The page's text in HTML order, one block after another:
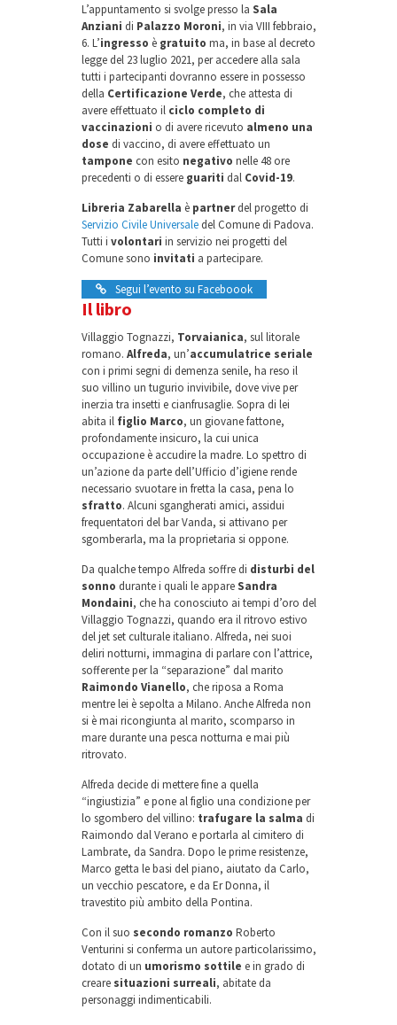
L’appuntamento si svolge presso la Sala
Anziani di Palazzo Moroni, in via VIII febbraio,
6. L’ingresso è gratuito ma, in base al decreto
legge del 23 luglio 2021, per accedere alla sala
tutti i partecipanti dovranno essere in possesso
della Certificazione Verde, che attesta di
avere effettuato il ciclo completo di
vaccinazioni o di avere ricevuto almeno una
dose di vaccino, di avere effettuato un
tampone con esito negativo nelle 48 ore
precedenti o di essere guariti dalCovid-19.
Libreria Zabarella è partnerdel progetto di
Servizio Civile Universale del Comune di Padova.
Tutti i volontari in servizio nei progetti del
Comune sono invitati a partecipare.
Segui l’evento su Faceboook
Il libro
Villaggio Tognazzi, Torvaianica, sul litorale
romano. Alfreda, un’accumulatrice seriale
con i primi segni di demenza senile, ha reso il
suo villino un tugurio invivibile, dove vive per
inerzia tra insetti e cianfrusaglie. Sopra di lei
abita il figlio Marco, un giovane fattone,
profondamente insicuro, la cui unica
occupazione è accudire la madre. Lo spettro di
un’azione da parte dell’Ufficio d’igiene rende
necessario svuotare in fretta la casa, pena lo
sfratto. Alcuni sgangherati amici, assidui
frequentatori del bar Vanda, si attivano per
sgomberarla, ma la proprietaria si oppone.
Da qualche tempo Alfreda soffre di disturbi del
sonno durante i quali le appare Sandra
Mondaini, che ha conosciuto ai tempi d’oro del
Villaggio Tognazzi, quando era il ritrovo estivo
del jet set culturale italiano. Alfreda, nei suoi
deliri notturni, immagina di parlare con l’attrice,
sofferente per la “separazione” dal marito
Raimondo Vianello, che riposa a Roma
mentre lei è sepolta a Milano. Anche Alfreda non
si è mai ricongiunta al marito, scomparso in
mare durante una pesca notturna e mai più
ritrovato.
Alfreda decide di mettere fine a quella
“ingiustizia” e pone al figlio una condizione per
lo sgombero del villino: trafugare la salma di
Raimondo dal Verano e portarla al cimitero di
Lambrate, da Sandra. Dopo le prime resistenze,
Marco getta le basi del piano, aiutato da Carlo,
un vecchio pescatore, e da Er Donna, il
travestito più ambito della Pontina.
Con il suo secondo romanzo Roberto
Venturini si conferma un autore particolarissimo,
dotato di un umorismo sottile e in grado di
creare situazioni surreali, abitate da
personaggi indimenticabili.